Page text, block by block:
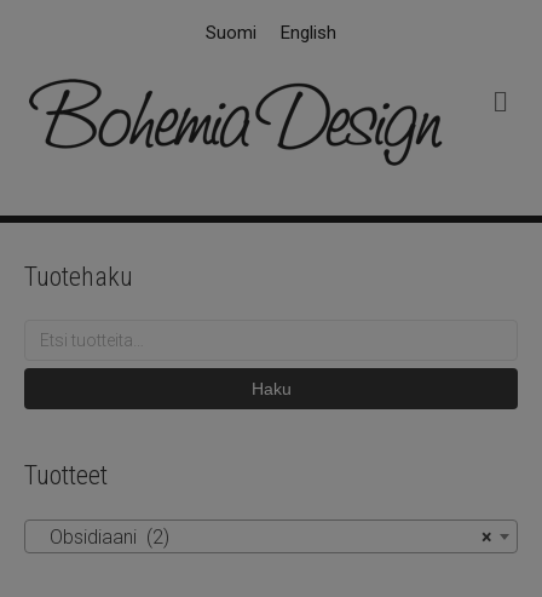
Suomi English
k
Tuotehaku
Etsi:
Haku
Tuotteet
×
Obsidiaani (2)